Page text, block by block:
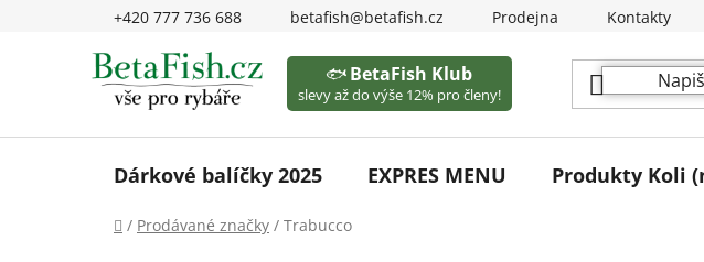
+420 777 736 688 betafish@betafish.cz Prodejna Kontakty
🐟BetaFish Klub
slevy až do výše 12% pro členy!
Dárkové balíčky 2025 EXPRES MENU Produkty Koli
Domů
/ Prodávané značky / Trabucco